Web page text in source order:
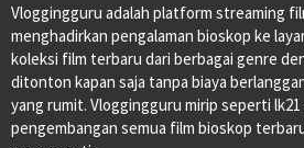
Vloggingguru adalah platform streaming
menghadirkan pengalaman bioskop ke
koleksi film terbaru dari berbagai genre
ditonton kapan saja tanpa biaya
yang rumit. Vloggingguru mirip seperti
pengembangan semua film bioskop